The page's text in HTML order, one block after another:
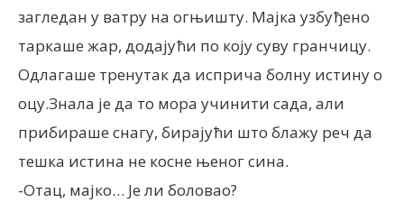
загледан у ватру на огњишту. Мајка узбуђено
таркаше жар, додајући по коју суву гранчицу.
Одлагаше тренутак да исприча болну истину о
оцу.Знала је да то мора учинити сада, али
прибираше снагу, бирајући што блажу реч да
тешка истина не косне њеног сина.
-Отац, мајко… Је ли боловао?